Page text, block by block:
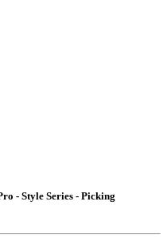
- Style Series - Picking